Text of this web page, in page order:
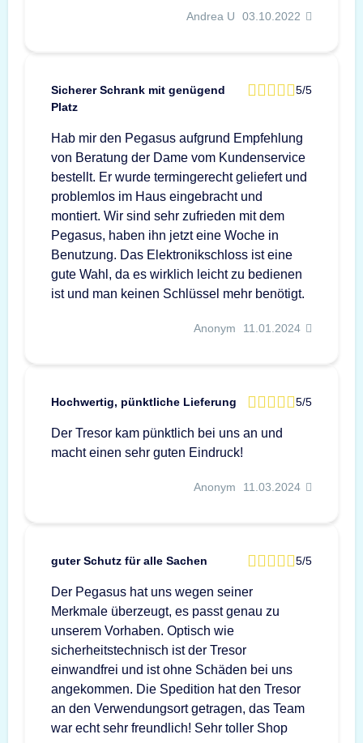
Andrea U 03.10.2022
Sicherer Schrank mit genügend
Platz
5/5
Hab mir den Pegasus aufgrund Empfehlung
von Beratung der Dame vom Kundenservice
bestellt. Er wurde termingerecht geliefert und
problemlos im Haus eingebracht und
montiert. Wir sind sehr zufrieden mit dem
Pegasus, haben ihn jetzt eine Woche in
Benutzung. Das Elektronikschloss ist eine
gute Wahl, da es wirklich leicht zu bedienen
ist und man keinen Schlüssel mehr benötigt.
Anonym 11.01.2024
Hochwertig, pünktliche Lieferung 5/5
Der Tresor kam pünktlich bei uns an und
macht einen sehr guten Eindruck!
Anonym 11.03.2024
guter Schutz für alle Sachen 5/5
Der Pegasus hat uns wegen seiner
Merkmale überzeugt, es passt genau zu
unserem Vorhaben. Optisch wie
sicherheitstechnisch ist der Tresor
einwandfrei und ist ohne Schäden bei uns
angekommen. Die Spedition hat den Tresor
an den Verwendungsort getragen, das Team
war echt sehr freundlich! Sehr toller Shop